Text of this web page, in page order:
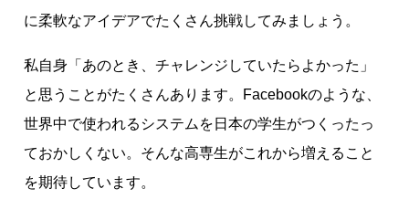
に柔軟なアイデアでたくさん挑戦してみましょう。
私自身「あのとき、チャレンジしていたらよかった」
と思うことがたくさんあります。Facebookのような、
世界中で使われるシステムを日本の学生がつくったっ
ておかしくない。そんな高専生がこれから増えること
を期待しています。